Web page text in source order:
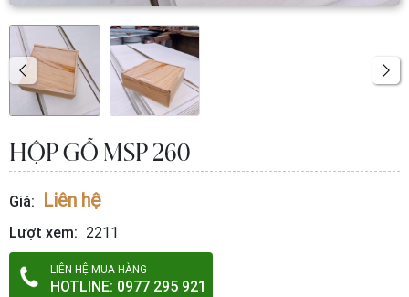
HỘP GỖ MSP 260
Giá: Liên hệ
Lượt xem: 2211
LIÊN HỆ MUA HÀNG
HOTLINE: 0977 295 921